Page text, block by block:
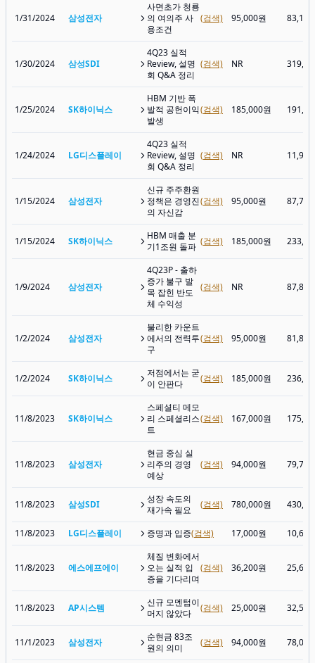
1/31/2024 삼성전자
사면초가 청룡
의 여의주 사
용조건
(검색) 95,000원
1/30/2024 삼성SDI
4Q23 실적
Review, 설명
회 Q&A 정리
(검색) NR
1/25/2024 SK하이닉스
HBM 기반 폭
발적 공헌이익
발생
(검색) 185,000원
1/24/2024 LG디스플레이
4Q23 실적
Review, 설명
회 Q&A 정리
(검색) NR
1/15/2024 삼성전자
신규 주주환원
정책은 경영진
의 자신감
(검색) 95,000원
1/15/2024 SK하이닉스
HBM 매출 분
기1조원 돌파 (검색) 185,000원
1/9/2024 삼성전자
4Q23P - 출하
증가 불구 발
목 잡힌 반도
체 수익성
(검색) NR
1/2/2024 삼성전자
불리한 카운트
에서의 전력투
구
(검색) 95,000원
1/2/2024 SK하이닉스
저점에서는 굳
이 안판다
(검색) 185,000원
11/8/2023 SK하이닉스
스페셜티 메모
리 스페셜리스
트
(검색) 167,000원
11/8/2023 삼성전자
현금 중심 실
리주의 경영
예상
(검색) 94,000원
11/8/2023 삼성SDI
성장 속도의
재가속 필요
(검색) 780,000원
11/8/2023 LG디스플레이 증명과 입증(검색) 17,000원
11/8/2023 에스에프에이
체질 변화에서
오는 실적 입
증을 기다리며
(검색) 36,200원
11/8/2023 AP시스템
신규 모멘텀이
머지 않았다
(검색) 25,000원
11/1/2023 삼성전자
순현금 83조
원의 의미
(검색) 94,000원